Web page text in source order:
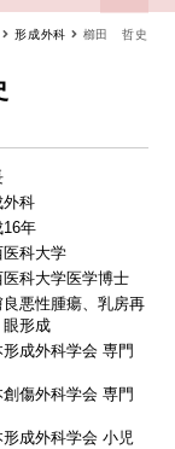
形成外科 櫛田 哲史
外科
16年
医科大学
医科大学医学博士
良悪性腫瘍、乳房再
眼形成
形成外科学会 専門
創傷外科学会 専門
形成外科学会 小児